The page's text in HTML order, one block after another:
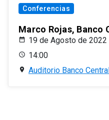
Conferencias
Marco Rojas, Banco
19 de Agosto de 2022
14:00
Auditorio Banco